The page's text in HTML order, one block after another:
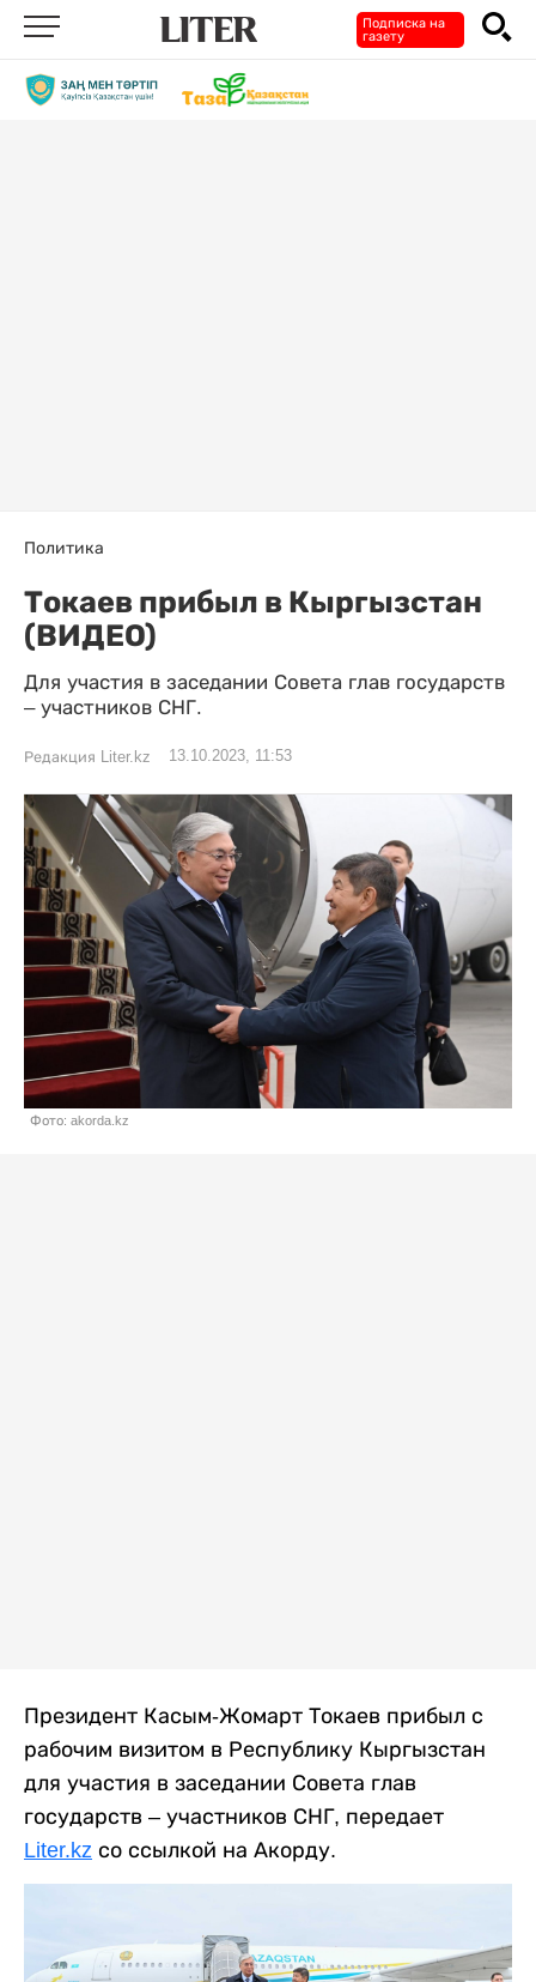
Подписка на
газету
Политика
Токаев прибыл в Кыргызстан
(ВИДЕО)
Для участия в заседании Совета глав государств
– участников СНГ.
Редакция Liter.kz 13.10.2023, 11:53
Фото: akorda.kz
Президент Касым-Жомарт Токаев прибыл с
рабочим визитом в Республику Кыргызстан
для участия в заседании Совета глав
государств – участников СНГ, передает
Liter.kz со ссылкой на Акорду.